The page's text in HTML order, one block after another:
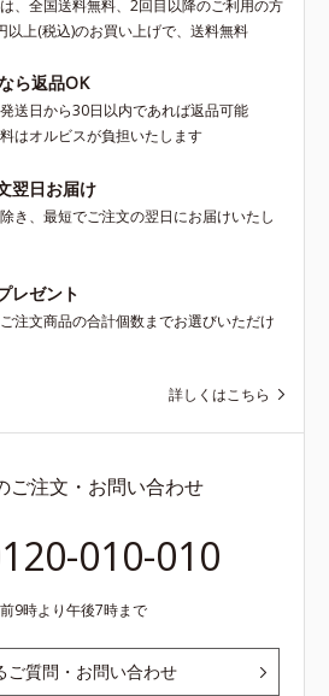
、全国送料無料、2回目以降のご利用の方
以上(税込)のお買い上げで、送料無料
ら返品OK
送日から30日以内であれば返品可能
はオルビスが負担いたします
翌日お届け
き、最短でご注文の翌日にお届けいたし
レゼント
注文商品の合計個数までお選びいただけ
詳しくはこちら
ご注文・お問い合わせ
010-010
9時より午後7時まで
ご質問・お問い合わせ